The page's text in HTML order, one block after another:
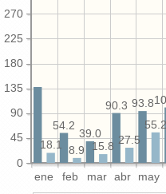
ene feb mar abr may
0
45
90
135
180
225
270
93.8
90.3
39.0
54.2
55.2
27.5
15.8
8.9
18.1